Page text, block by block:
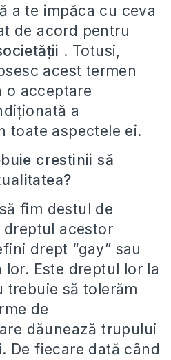
a te impăca cu ceva
de acord pentru
. Totusi,
acest termen
o acceptare
a
toate aspectele ei.
crestinii să
fim destul de
acestor
drept “gay” sau
lor. Este dreptul lor la
trebuie să tolerăm
de
dăunează trupului
De fiecare dată când